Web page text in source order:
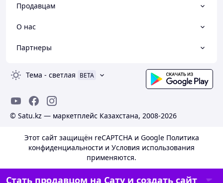
Продавцам
О нас
Партнеры
Тема - светлая BETA
© Satu.kz — маркетплейс Казахстана, 2008-2026
Этот сайт защищён reCAPTCHA и Google Политика
конфиденциальности и Условия использования
применяются.
Стать продавцом на Сату и создать сайт